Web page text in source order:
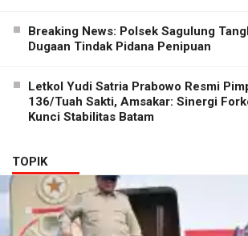
Breaking News: Polsek Sagulung
Dugaan Tindak Pidana Penipuan
Letkol Yudi Satria Prabowo Resmi
136/Tuah Sakti, Amsakar: Sinergi
Kunci Stabilitas Batam
TOPIK